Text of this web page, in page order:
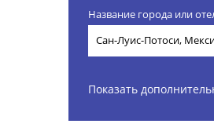
Название города или
Показать